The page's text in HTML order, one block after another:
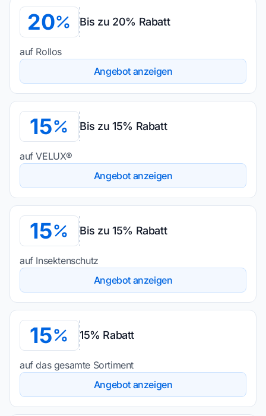
20 Bis zu 20% Rabatt
auf Rollos
Angebot anzeigen
15 Bis zu 15% Rabatt
auf VELUX®
Angebot anzeigen
15 Bis zu 15% Rabatt
auf Insektenschutz
Angebot anzeigen
15 15% Rabatt
auf das gesamte Sortiment
Angebot anzeigen